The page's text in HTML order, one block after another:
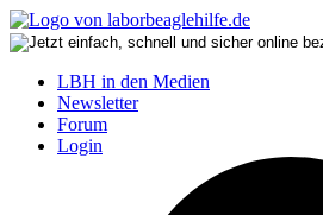
LBH in den Medien
Newsletter
Forum
Login